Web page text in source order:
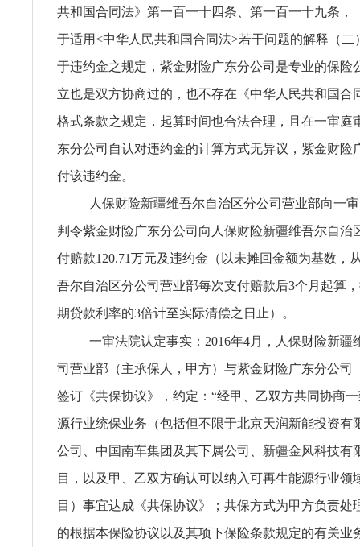
共和国合同法》第一百一十四条、第一百一十九条，
于适用<中华人民共和国合同法>若干问题的解释（二
于违约金之规定，紫金财险广东分公司是专业的保险
立也是双方协商过的，也不存在《中华人民共和国合
格式条款之规定，起算时间也合法合理，且在一审庭
东分公司自认对违约金的计算方式无异议，紫金财险
付该违约金。
人保财险新疆维吾尔自治区分公司营业部向一
判令紫金财险广东分公司向人保财险新疆维吾尔自治
付赔款120.71万元及违约金（以未摊回金额为基数，
吾尔自治区分公司营业部每次支付赔款后3个月起算
期贷款利率的3倍计至实际清偿之日止）。
一审法院认定事实：2016年4月，人保财险新疆
司营业部（主承保人，甲方）与紫金财险广东分公司
签订《共保协议》，约定：“经甲、乙双方共同协商
源行业统保业务（包括但不限于北京天润新能投资有
公司、中国南车集团及其下属公司、新疆金风科技有
目，以及甲、乙双方确认可以纳入可再生能源行业领
目）事宜达成《共保协议》；共保方式为甲方负责处
的根据本保险协议以及其项下保险条款规定的有关业